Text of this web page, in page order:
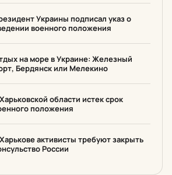
Украины подписал указ о
военного положения
на море в Украине: Железный
Бердянск или Мелекино
области истек срок
положения
активисты требуют закрыть
России